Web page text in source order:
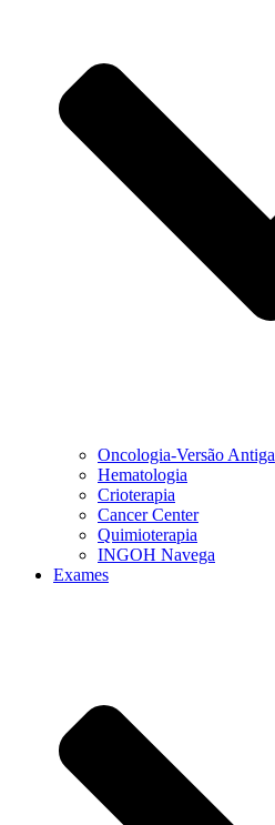
Oncologia-Versão Antiga
Hematologia
Crioterapia
Cancer Center
Quimioterapia
INGOH Navega
Exames